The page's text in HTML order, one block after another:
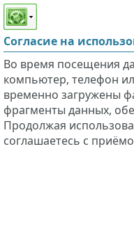
Этот сайт поддерживает
слабовидящих
Согласие на
Во время посещения
компьютер, телефон
временно загружены
фрагменты данных,
Продолжая
соглашаетесь с